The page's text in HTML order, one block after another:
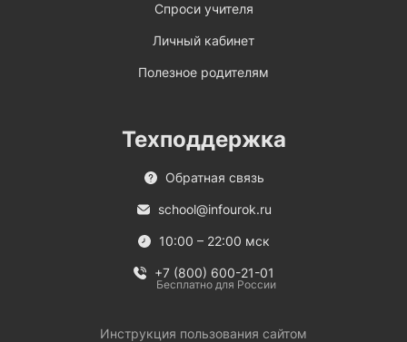
Спроси учителя
Личный кабинет
Полезное родителям
Техподдержка
Обратная связь
school@infourok.ru
10:00 – 22:00 мск
+7 (800) 600-21-01
Бесплатно для России
Инструкция пользования сайтом